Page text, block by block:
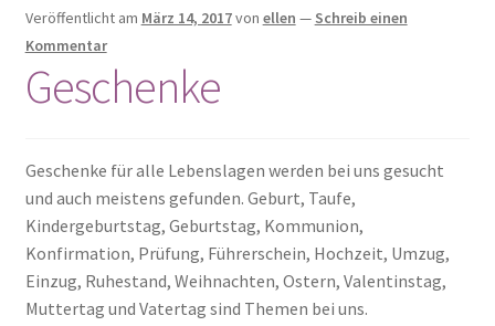
Kulinarisches
Mode & Accessoires
Seifen
Taschen
Wolle & Kurzwaren
Veröffentlicht am März 14, 2017von ellen — Schreib einen
Kommentar
Geschenke
Geschenke für alle Lebenslagen werden bei uns gesucht
und auch meistens gefunden. Geburt, Taufe,
Kindergeburtstag, Geburtstag, Kommunion,
Konfirmation, Prüfung, Führerschein, Hochzeit, Umzug,
Einzug, Ruhestand, Weihnachten, Ostern, Valentinstag,
Muttertag und Vatertag sind Themen bei uns.